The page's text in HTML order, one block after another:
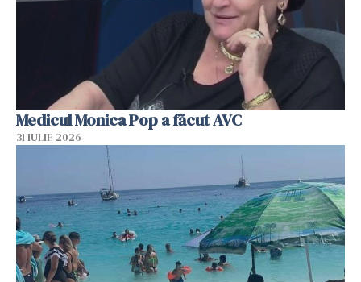
Medicul Monica Pop a făcut AVC
31 IULIE 2026